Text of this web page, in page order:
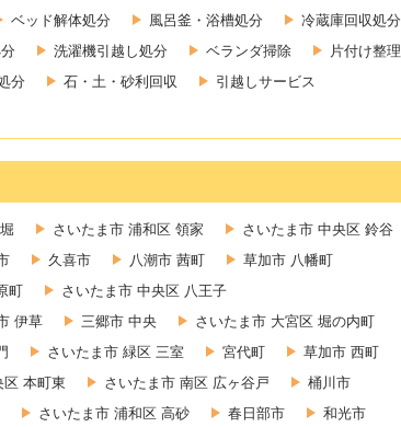
ベッド解体処分 風呂釜・浴槽処分
冷蔵庫回収処分
洗濯機引越し処分 ベランダ掃除
片付け整理
分 石・土・砂利回収
引越しサービス
さいたま市 浦和区 領家
さいたま市 中央区 鈴谷
久喜市 八潮市 茜町
草加市 八幡町
町
さいたま市 中央区 八王子
伊草 三郷市 中央
さいたま市 大宮区 堀の内町
さいたま市 緑区 三室 宮代町
草加市 西町
区 本町東 さいたま市 南区 広ヶ谷戸
桶川市
さいたま市 浦和区 高砂 春日部市
和光市